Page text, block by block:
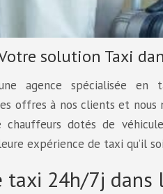
solution Taxi
agence spécialisée en
offres à nos clients et
chauffeurs dotés de
expérience de taxi qu’il
taxi 24h/7j dans